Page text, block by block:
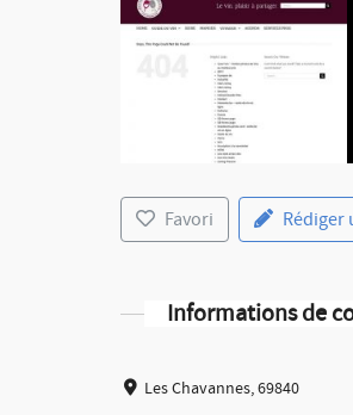
Favori Rédiger
Informations de
Les Chavannes, 69840